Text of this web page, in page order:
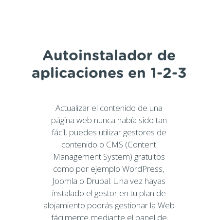
Autoinstalador de
aplicaciones en 1-2-3
Actualizar el contenido de una
página web nunca había sido tan
fácil, puedes utilizar gestores de
contenido o CMS (Content
Management System) gratuitos
como por ejemplo WordPress,
Joomla o Drupal. Una vez hayas
instalado el gestor en tu plan de
alojamiento podrás gestionar la Web
fácilmente mediante el panel de